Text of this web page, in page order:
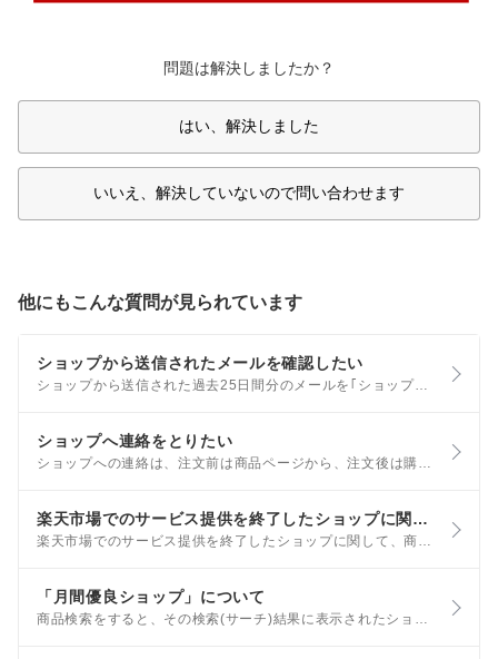
問題は解決しましたか？
はい、解決しました
いいえ、解決していないので問い合わせます
他にもこんな質問が見られています
ショップから送信されたメールを確認したい
ショップから送信された過去25日間分のメールを｢ショップからのメール｣機能にて、ご確認いただけます。 ご利用にはメールアドレスの認証手続きが必要です。認証後の有効期限は1か月です。 手順は以下をご参照ください。
ショップへ連絡をとりたい
ショップへの連絡は、注文前は商品ページから、注文後は購入履歴または注文詳細の確認から可能です。 詳しくは、以下をご覧ください。 注文前の場合・注文キャンセル完了後の場合 商品について等、注文前のショップへの連絡は、商品ページ左下｢ショップへ相談｣(楽天会員のみ※非会員は不可)や、商品ページ下部の｢商品についての問い合わせ｣から可能です。
楽天市場でのサービス提供を終了したショップに関するお問合せについて
楽天市場でのサービス提供を終了したショップに関して、商品や過去のご注文に関するお問合せは、直接当該企業へご連絡いただきますようお願い申し上げます。
「月間優良ショップ」について
商品検索をすると、その検索(サーチ)結果に表示されたショップ名の右側に「月間優良ショップ」というラベルがついている場合があります。 お客様から特に高い評価をいただいているショップに表示されるラベルです。